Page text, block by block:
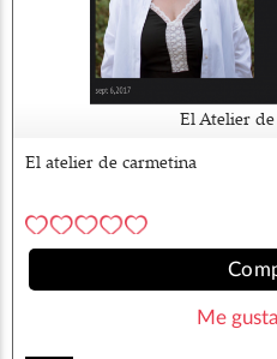
El Atelier
El atelier de carmetina
Me